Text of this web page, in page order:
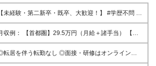
【未経験・第二新卒・既卒、大歓迎！】 #学歴不問 #
職回数不問 #ブランク不問 #20代、30代活躍中！ #
職が初めての方も大歓迎！ ◆手に職をつけて長く
戦してみたい方 約98％の先輩が未経験スタート！
をほぼ触ったことが無い…というあなたもご安心
収例： 【首都圏】29.5万円（月給＋諸手当） 【東
／関西】28.5万円（月給＋諸手当） 【九州】26万
月給＋諸手当） ＼残業代は1分単位で全額支給／
居を伴う転勤なし ◎面接・研修はオンラインで
施 ◎大手IT企業を中心に配属 ＊ご希望や最寄り駅